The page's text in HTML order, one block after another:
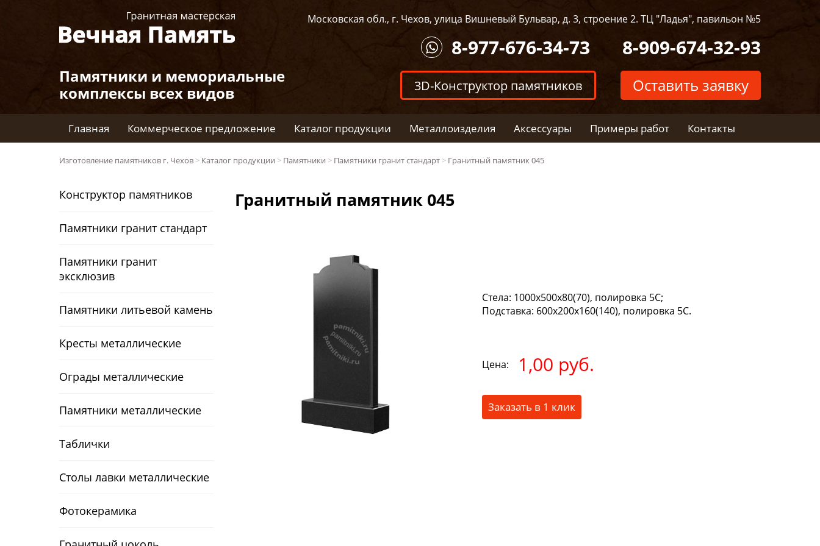
Московская обл., г. Чехов, улица Вишневый Бульвар, д. 3, строение 2. ТЦ "Ладья", павильон №5
8-909-674-32-93
8-977-676-34-73
Памятники и мемориальные
комплексы всех видов
Оставить заявку
3D-Конструктор памятников
Главная Коммерческое предложение Каталог продукции Металлоизделия Аксессуары Примеры работ Контакты
Изготовление памятников г. Чехов > Каталог продукции > Памятники > Памятники гранит стандарт > Гранитный памятник 045
Гранитный памятник 045
Стела: 1000х500х80(70), полировка 5С;
Подставка: 600х200х160(140), полировка 5С.
Цена: 1,00 руб.
Заказать в 1 клик
Конструктор памятников
Памятники гранит стандарт
Памятники гранит
эксклюзив
Памятники литьевой камень
Кресты металлические
Ограды металлические
Памятники металлические
Таблички
Столы лавки металлические
Фотокерамика